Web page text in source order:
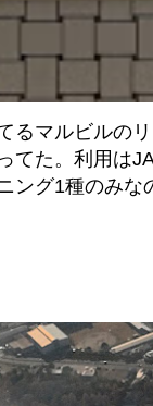
るマルビルの
てた。利用は
ング1種のみな